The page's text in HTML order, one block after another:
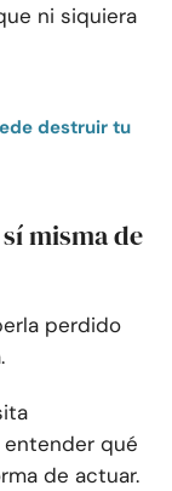
ni siquiera
destruir tu
misma de
perdido
entender qué
de actuar.